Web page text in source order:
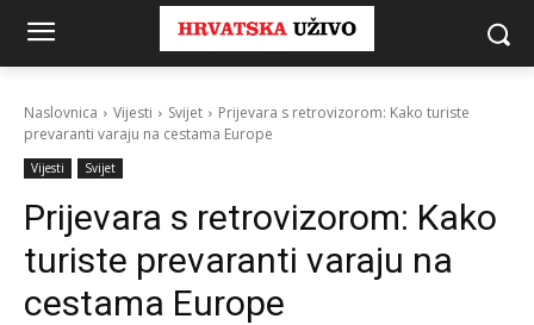
Naslovnica Vijesti Svijet
Prijevara s retrovizorom: Kako turiste
prevaranti varaju na cestama Europe
Vijesti Svijet
Prijevara s retrovizorom: Kako
turiste prevaranti varaju na
cestama Europe